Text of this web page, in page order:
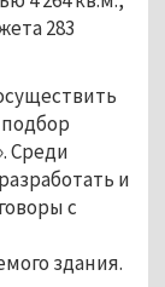
283
Среди
и
с
здания.